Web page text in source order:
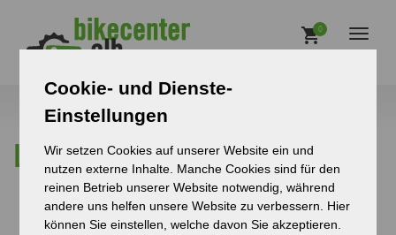
Cookie- und Dienste-
Einstellungen
Wir setzen Cookies auf unserer Website ein und
nutzen externe Inhalte. Manche Cookies sind für den
reinen Betrieb unserer Website notwendig, während
andere uns helfen unsere Website zu verbessern. Hier
können Sie einstellen, welche davon Sie akzeptieren.
0
Leasing